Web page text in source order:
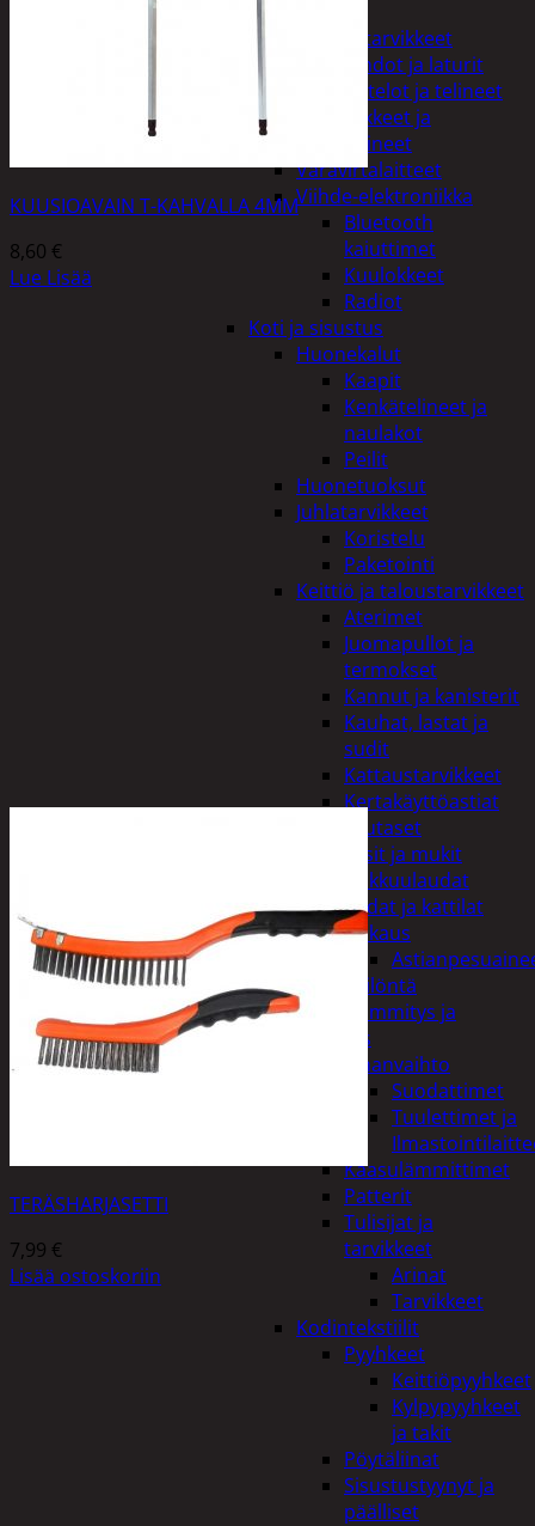
Puhelintarvikkeet
Johdot ja laturit
Kotelot ja telineet
Tv-tarvikkeet ja
seinätelineet
Varavirtalaitteet
Viihde-elektroniikka
Bluetooth
kaiuttimet
Kuulokkeet
Radiot
Koti ja sisustus
Huonekalut
Kaapit
Kenkätelineet ja
naulakot
Peilit
Huonetuoksut
Juhlatarvikkeet
Koristelu
Paketointi
Keittiö ja taloustarvikkeet
Aterimet
Juomapullot ja
termokset
Kannut ja kanisterit
Kauhat, lastat ja
sudit
Kattaustarvikkeet
Kertakäyttöastiat
Lautaset
Lasit ja mukit
Leikkuulaudat
Padat ja kattilat
Tiskaus
Säilöntä
Kodin lämmitys ja
tuuletus
Ilmanvaihto
Suodattimet
Tuulettimet ja
Kaasulämmittimet
Patterit
Tulisijat ja
tarvikkeet
Arinat
Tarvikkeet
Kodintekstiilit
Pyyhkeet
Keittiöpyyhkeet
Kylpypyyhkeet
ja takit
Pöytäliinat
Sisustustyynyt ja
päälliset
KUUSIOAVAIN T-KAHVALLA 4MM
8,60 €
Lue Lisää
TERÄSHARJASETTI
7,99 €
Lisää ostoskoriin